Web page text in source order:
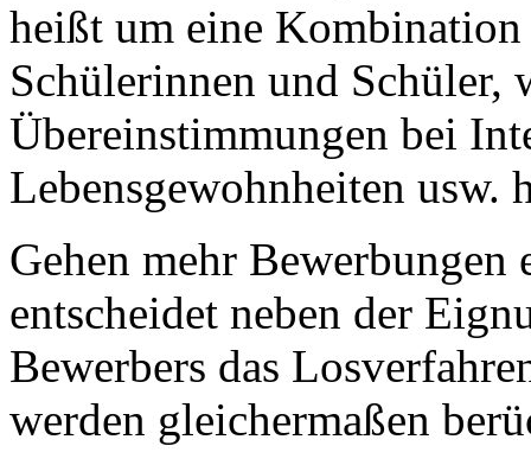
heißt um eine Kombination
Schülerinnen und Schüler,
Übereinstimmungen bei
Lebensgewohnheiten usw.
Gehen mehr Bewerbungen
entscheidet neben der
Bewerbers das
werden gleichermaßen